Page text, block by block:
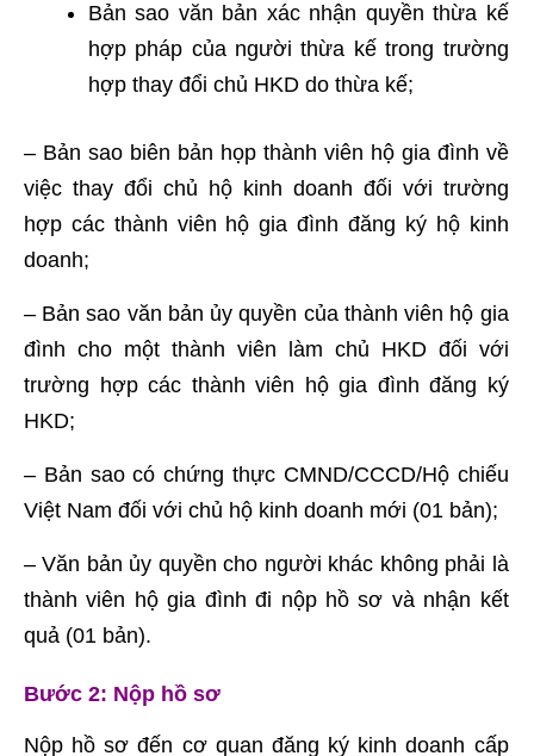
Bản sao văn bản xác nhận quyền thừa kế
hợp pháp của người thừa kế trong trường
hợp thay đổi chủ HKD do thừa kế;
– Bản sao biên bản họp thành viên hộ gia đình về
việc thay đổi chủ hộ kinh doanh đối với trường
hợp các thành viên hộ gia đình đăng ký hộ kinh
doanh;
– Bản sao văn bản ủy quyền của thành viên hộ gia
đình cho một thành viên làm chủ HKD đối với
trường hợp các thành viên hộ gia đình đăng ký
HKD;
– Bản sao có chứng thực CMND/CCCD/Hộ chiếu
Việt Nam đối với chủ hộ kinh doanh mới (01 bản);
– Văn bản ủy quyền cho người khác không phải là
thành viên hộ gia đình đi nộp hồ sơ và nhận kết
quả (01 bản).
Bước 2: Nộp hồ sơ
Nộp hồ sơ đến cơ quan đăng ký kinh doanh cấp